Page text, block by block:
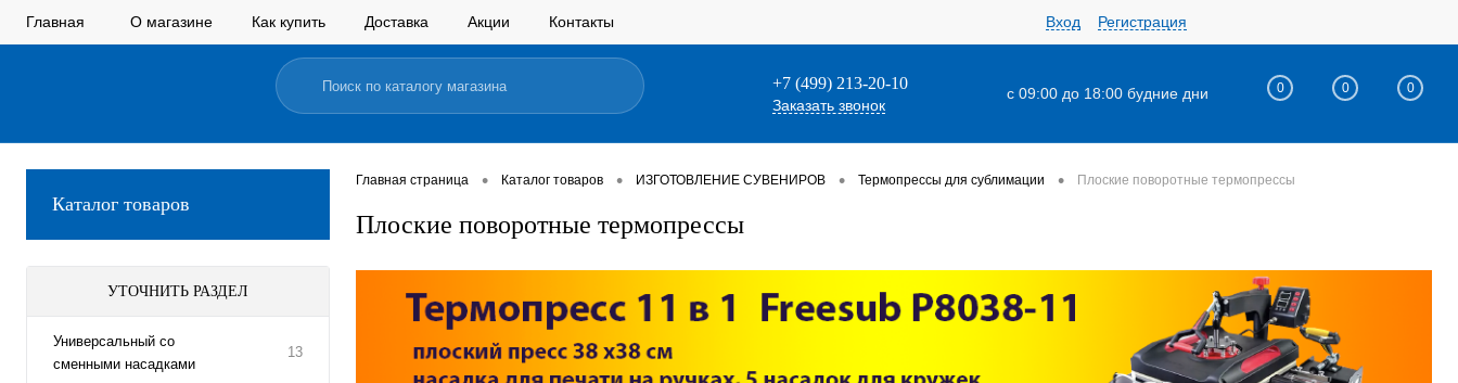
Главная О магазине Как купить Доставка Акции Контакты Вход Регистрация
+7 (499) 213-20-10
Заказать звонок
с 09:00 до 18:00 будние дни 0 0 0
Каталог товаров
УТОЧНИТЬ РАЗДЕЛ
Универсальный со
сменными насадками
13
Главная страница • Каталог товаров • ИЗГОТОВЛЕНИЕ СУВЕНИРОВ • Термопрессы для сублимации • Плоские поворотные термопрессы
Плоские поворотные термопрессы